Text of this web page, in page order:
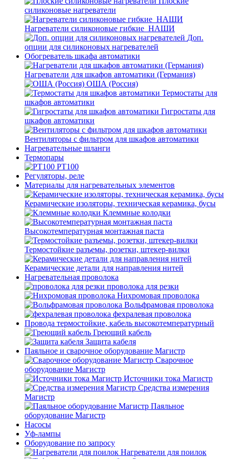
силиконовые нагреватели
Нагреватели силиконовые гибкие_НАШИ
Доп.
опции для силиконовых нагревателей
Обогреватель шкафа автоматики
Нагреватели для шкафов автоматики (Германия)
ОША (Россия)
Термостаты для
шкафов автоматики
Гигростаты для
шкафов автоматики
Вентиляторы с фильтром для шкафов автоматики
Нагревательные шланги
Термопары
PT100
Регуляторы, реле
Материалы для нагревательных элементов
Керамические изоляторы, техническая керамика, бусы
Клеммные колодки
Высокотемпературная монтажная паста
Термостойкие разъемы, розетки, штекер-вилки
Керамические детали для направления нитей
Нагревательная проволока
проволока для резки
Нихромовая проволока
Вольфрамовая проволока
фехралевая проволока
Провода термостойкие, кабель высокотемпературный
Греющий кабель
Защита кабеля
Паяльное и сварочное оборудование Магистр
Сварочное
оборудование Магистр
Источники тока Магистр
Средства измерения
Магистр
Паяльное
оборудование Магистр
Насосы
Уф-лампы
Оборудование по запросу
Нагреватели для поилок